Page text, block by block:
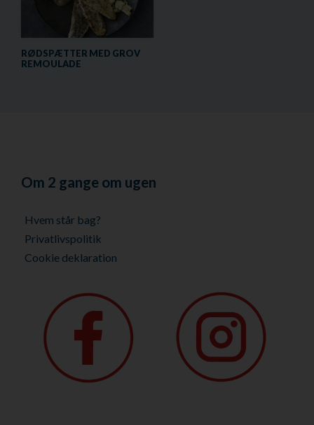
RØDSPÆTTER MED GROV
REMOULADE
Om 2 gange om ugen
Hvem står bag?
Privatlivspolitik
Cookie deklaration